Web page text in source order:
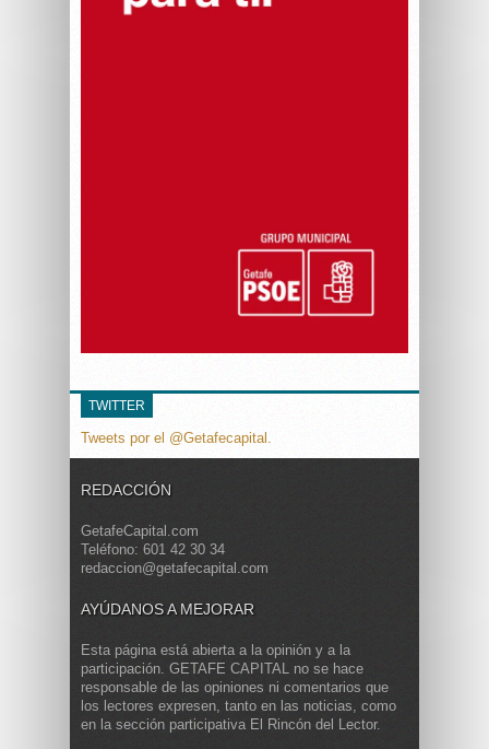
TWITTER
Tweets por el @Getafecapital.
REDACCIÓN
GetafeCapital.com
Teléfono: 601 42 30 34
redaccion@getafecapital.com
AYÚDANOS A MEJORAR
Esta página está abierta a la opinión y a la
participación. GETAFE CAPITAL no se hace
responsable de las opiniones ni comentarios que
los lectores expresen, tanto en las noticias, como
en la sección participativa El Rincón del Lector.